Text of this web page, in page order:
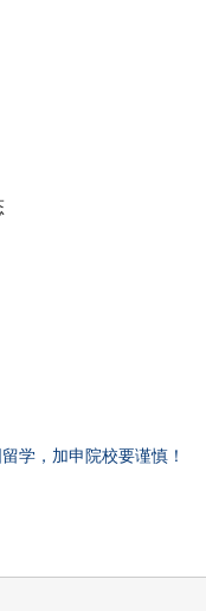
学，加申院校要谨慎！